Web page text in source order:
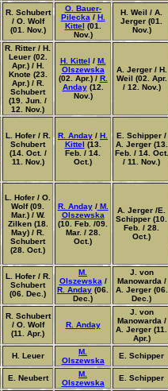
R. Schubert
/ O. Wolf
(01. Nov.)
O. Bauer-
Pilecka / H.
Kittel (01.
Nov.)
H. Weil / A.
Jerger (01.
Nov.)
R. Ritter / H.
Leuer (02.
Apr.) / H.
Knote (23.
Apr.) / R.
Schubert
(19. Jun. /
12. Nov.)
H. Kittel / M.
Olszewska
(02. Apr.) / R.
Anday(12.
Nov.)
A. Jerger / H.
Weil (02. Apr.
/ 12. Nov.)
L. Hofer / R.
Schubert
(14. Oct. /
11. Nov.)
R. Anday / H.
Kittel (13.
Feb. / 14.
Oct.)
E. Schipper /
A. Jerger (13.
Feb. / 14. Oct.
/ 11. Nov.)
L. Hofer / O.
Wolf (09.
Mar.) / W.
Zilken (18.
May) / R.
Schubert
(28. Oct.)
R. Anday/M.
Olszewska
(10. Feb. /09.
Mar. / 28.
Oct.)
A. Jerger /E.
Schipper (10.
Feb. / 28.
Oct.)
L. Hofer / R.
Schubert
(06. Dec.)
M.
Olszewska /
R. Anday (06.
Dec.)
J. von
Manowarda /
A. Jerger (06.
Dec.)
R. Schubert
/ O. Wolf
(11. Apr.)
R. Anday
J. von
Manowarda /
A. Jerger (11.
Apr.)
H. Leuer
M.
Olszewska
E. Schipper
E. Neubert
M.
Olszewska
E. Schipper